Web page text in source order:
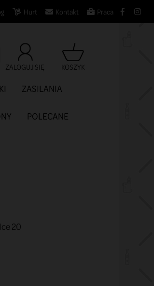
Hurt Kontakt Praca
ZALOGUJ SIĘ KOSZYK
ZASILANIA
POLECANE
20